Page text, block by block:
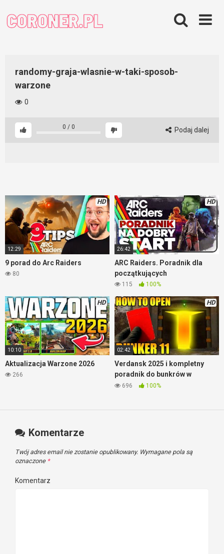
content
randomy-graja-wlasnie-w-taki-sposob-
warzone
0
0 / 0 Podaj dalej
HD
12:29
9 porad do Arc Raiders
80
HD
26:42
ARC Raiders. Poradnik dla
początkujących
115 100%
HD
10:10
Aktualizacja Warzone 2026
266
HD
02:42
Verdansk 2025 i kompletny
poradnik do bunkrów w
Warzone
696 100%
Komentarze
Twój adres email nie zostanie opublikowany. Wymagane pola są
oznaczone *
Komentarz